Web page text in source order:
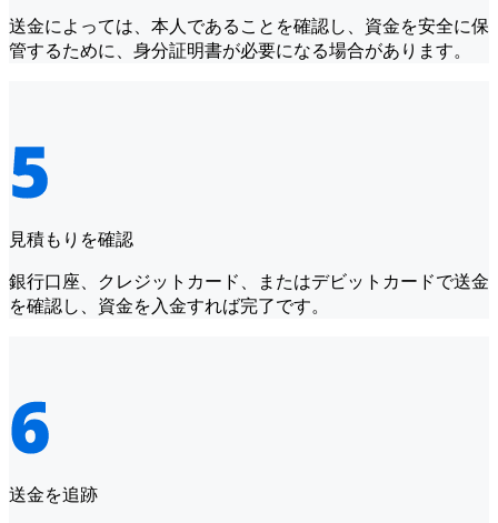
送金によっては、本人であることを確認し、資金を安全に保
管するために、身分証明書が必要になる場合があります。
見積もりを確認
銀行口座、クレジットカード、またはデビットカードで送金
を確認し、資金を入金すれば完了です。
送金を追跡